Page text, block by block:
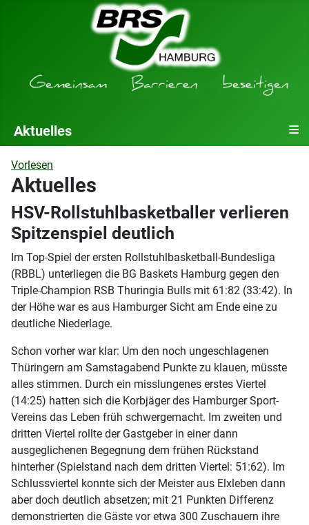
Aktuelles ≡
Vorlesen
Aktuelles
HSV-Rollstuhlbasketballer verlieren
Spitzenspiel deutlich
Im Top-Spiel der ersten Rollstuhlbasketball-Bundesliga
(RBBL) unterliegen die BG Baskets Hamburg gegen den
Triple-Champion RSB Thuringia Bulls mit 61:82 (33:42). In
der Höhe war es aus Hamburger Sicht am Ende eine zu
deutliche Niederlage.
Schon vorher war klar: Um den noch ungeschlagenen
Thüringern am Samstagabend Punkte zu klauen, müsste
alles stimmen. Durch ein misslungenes erstes Viertel
(14:25) hatten sich die Korbjäger des Hamburger Sport-
Vereins das Leben früh schwergemacht. Im zweiten und
dritten Viertel rollte der Gastgeber in einer dann
ausgeglichenen Begegnung dem frühen Rückstand
hinterher (Spielstand nach dem dritten Viertel: 51:62). Im
Schlussviertel konnte sich der Meister aus Elxleben dann
aber doch deutlich absetzen; mit 21 Punkten Differenz
demonstrierten die Gäste vor etwa 300 Zuschauern ihre